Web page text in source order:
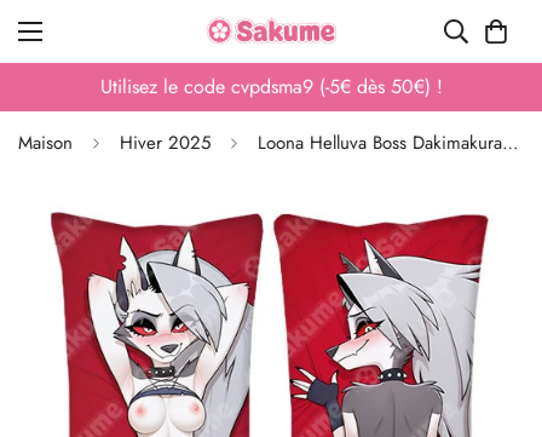
Utilisez le code cvpdsma9 (-5€ dès 50€) !
Maison Hiver 2025 Loona Helluva Boss Dakimakura Waifu NSFW premium Furry Pillow